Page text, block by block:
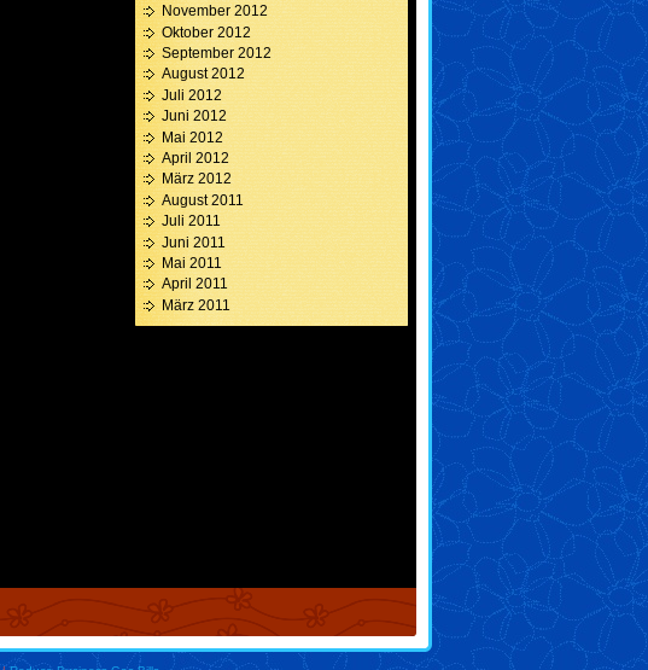
November 2012
Oktober 2012
September 2012
August 2012
Juli 2012
Juni 2012
Mai 2012
April 2012
März 2012
August 2011
Juli 2011
Juni 2011
Mai 2011
April 2011
März 2011